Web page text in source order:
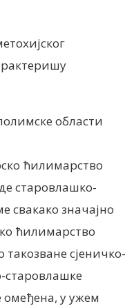
области
ћилимарство
старовлашко-
свакако значајно
ћилимарство
такозване сјеничко-
старовлашке
омеђена, у ужем